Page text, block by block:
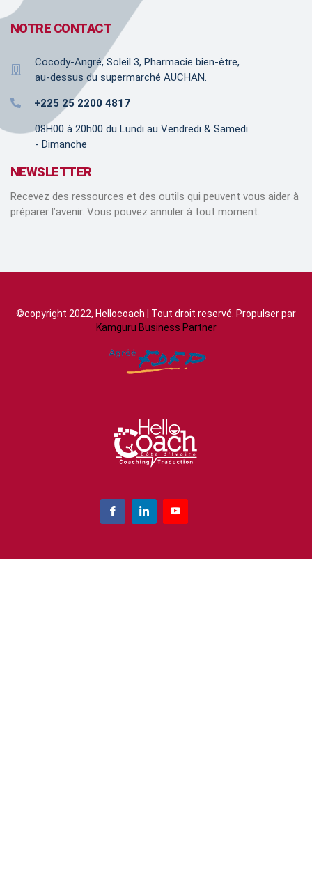
NOTRE CONTACT
Cocody-Angré, Soleil 3, Pharmacie bien-être,
au-dessus du supermarché AUCHAN.
+225 25 2200 4817
08H00 à 20h00 du Lundi au Vendredi & Samedi
- Dimanche
NEWSLETTER
Recevez des ressources et des outils qui peuvent vous aider à
préparer l’avenir. Vous pouvez annuler à tout moment.
©copyright 2022, Hellocoach | Tout droit reservé. Propulser par
Kamguru Business Partner